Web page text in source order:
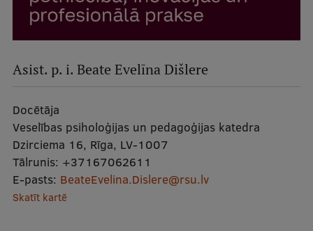
Asist. p. i. Beate Evelīna Dišlere
Docētāja
Veselības psiholoģijas un pedagoģijas katedra
Dzirciema 16, Rīga, LV-1007
Tālrunis: +37167062611
E-pasts: BeateEvelina.Dislere@rsu.lv
Skatīt kartē